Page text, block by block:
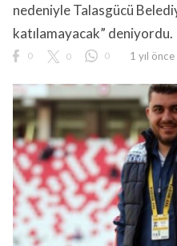
nedeniyle Talasgücü
katılamayacak” deniyordu.
0 0 0 1 yıl önce